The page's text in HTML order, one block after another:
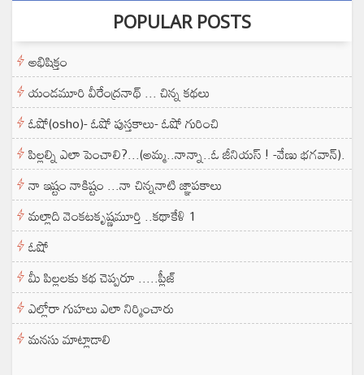
POPULAR POSTS
అభిషిక్తం
యండమూరి వీరేంద్రనాథ్ ... చిన్న కథలు
ఓషో(osho)- ఓషో పుస్తకాలు- ఓషో గురించి
పిల్లల్ని ఎలా పెంచాలి?...(అమ్మ..నాన్నా..ఓ జీనియస్ ! -వేణు భగవాన్).
నా ఇష్టం నాకిష్టం ...నా చిన్ననాటి జ్ఞాపకాలు
మల్లాది వెంకటకృష్ణమూర్తి ..కథాకేళి 1
ఓషో
మీ పిల్లలకు కథ చెప్పరూ .....ప్లీజ్
ఎల్లోరా గుహలు ఎలా నిర్మించారు
మనసు మాట్లాడాలి